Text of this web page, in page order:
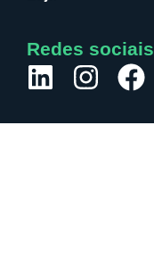
Redes sociais